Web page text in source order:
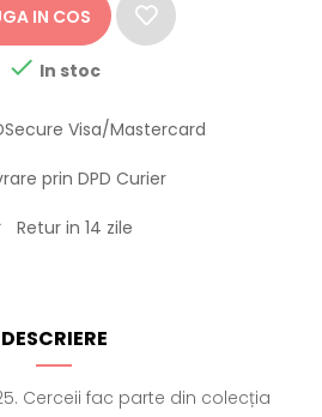
IN COS
 In stoc
Visa/Mastercard
prin DPD Curier
Retur in 14 zile
DESCRIERE
Cerceii fac parte din colecția